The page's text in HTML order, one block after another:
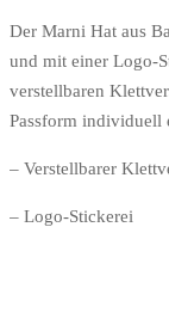
Der Marni Hat aus
und mit einer Logo-
verstellbaren
Passform individuell
– Verstellbarer
– Logo-Stickerei